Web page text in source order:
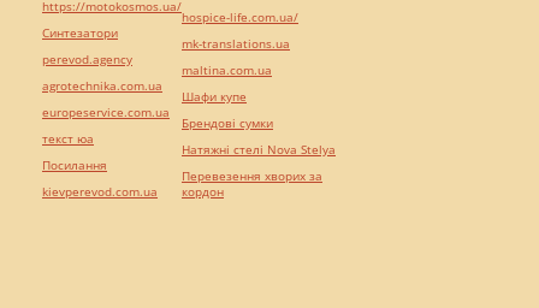
https://motokosmos.ua/
Синтезатори
perevod.agency
agrotechnika.com.ua
europeservice.com.ua
текст юа
Посилання
kievperevod.com.ua
hospice-life.com.ua/
mk-translations.ua
maltina.com.ua
Шафи купе
Брендові сумки
Натяжні стелі Nova Stelya
Перевезення хворих за
кордон